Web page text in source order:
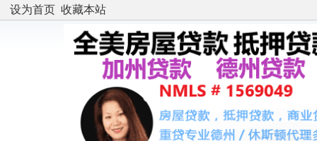
设为首页 收藏本站